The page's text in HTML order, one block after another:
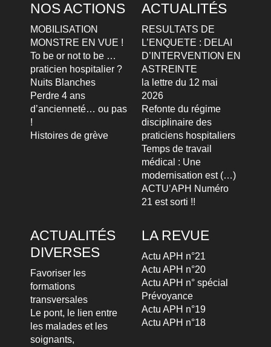
NOS ACTIONS
MOBILISATION
MONSTRE EN VUE !
To be or not to be …
praticien hospitalier ?
Nuits Blanches
Perdre 4 ans
d’ancienneté… ou pas
!
Histoires de grève
ACTUALITÉS
RESULTATS DE
L’ENQUETE : DELAI
D’INTERVENTION EN
ASTREINTE
la lettre du 12 mai
2026
Refonte du régime
disciplinaire des
praticiens hospitaliers
Temps de travail
médical : Une
modernisation est (…)
ACTU’APH Numéro
21 est sorti !!
ACTUALITÉS
DIVERSES
Favoriser les
formations
transversales
Le pont, le lien entre
les malades et les
soignants,
LA REVUE
Actu APH n°21
Actu APH n°20
Actu APH n° spécial
Prévoyance
Actu APH n°19
Actu APH n°18